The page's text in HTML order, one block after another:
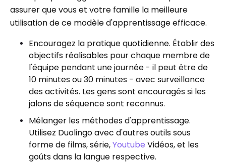
assurer que vous et votre famille la meilleure
utilisation de ce modèle d'apprentissage efficace.
Encouragez la pratique quotidienne. Établir des
objectifs réalisables pour chaque membre de
l'équipe pendant une journée - il peut être de
10 minutes ou 30 minutes - avec surveillance
des activités. Les gens sont encouragés si les
jalons de séquence sont reconnus.
Mélanger les méthodes d'apprentissage.
Utilisez Duolingo avec d'autres outils sous
forme de films, série,Youtube Vidéos, et les
goûts dans la langue respective.